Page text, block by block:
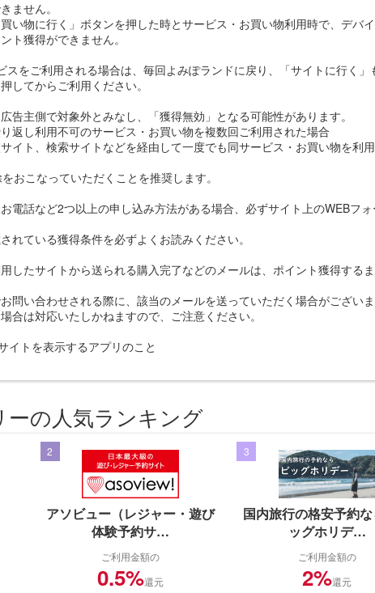
ません。
い物に行く」ボタンを押した時とサービス・お買い物利用時で、デバイ
ト獲得ができません。
をご利用される場合は、毎回よみぽランドに戻り、「サイトに行く」
してからご利用ください。
告主側で対象外とみなし、「獲得無効」となる可能性があります。
返し利用不可のサービス・お買い物を複数回ご利用された場合
イト、検索サイトなどを経由して一度でも同サービス・お買い物を利
おこなっていただくことを推奨します。
電話など2つ以上の申し込み方法がある場合、必ずサイト上のWEBフ
れている獲得条件を必ずよくお読みください。
したサイトから送られる購入完了などのメールは、ポイント獲得する
問い合わせされる際に、該当のメールを送っていただく場合がございま
合は対応いたしかねますので、ご注意ください。
イトを表示するアプリのこと
の人気ランキング
2
アソビュー（レジャー・遊び
体験予約サ…
ご利用金額の
0.5%還元
3
国内旅行の格安予約
ッグホリデ…
ご利用金額の
2%還元